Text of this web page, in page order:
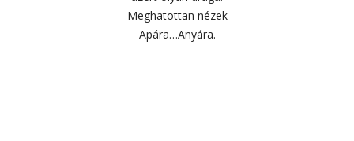
Meghatottan nézek
Apára…Anyára.